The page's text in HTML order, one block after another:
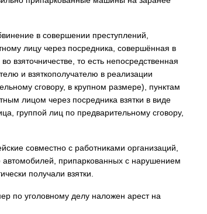
в совершении преступлений,
лицу через посредника, совершённая в
взяточничестве, то есть непосредственная
и взяткополучателю в реализации
сговору, в крупном размере), пунктам
лицом через посредника взятки в виде
группой лиц по предварительному сговору,
совместно с работниками организаций,
припаркованных с нарушением
получали взятки.
по уголовному делу наложен арест на